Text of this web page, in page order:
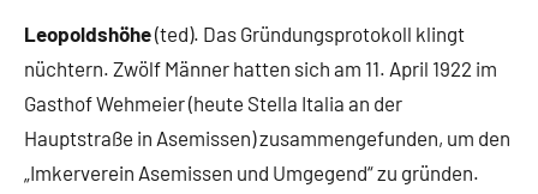
Leopoldshöhe(ted). Das Gründungsprotokoll klingt
nüchtern. Zwölf Männer hatten sich am 11. April 1922 im
Gasthof Wehmeier (heute Stella Italia an der
Hauptstraße in Asemissen) zusammengefunden, um den
„Imkerverein Asemissen und Umgegend“ zu gründen.